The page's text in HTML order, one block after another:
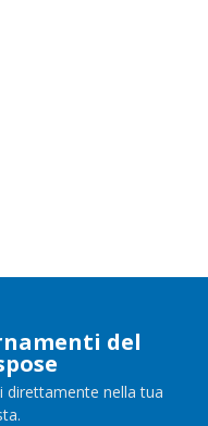
del
direttamente nella tua